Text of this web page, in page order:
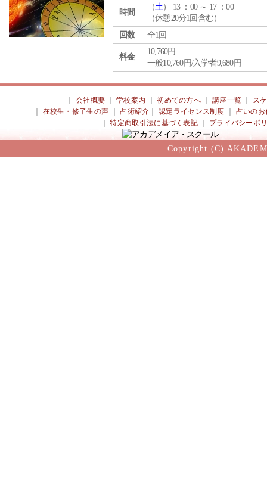
時間
（土） 13 ：00 ～ 17 ：00
（休憩20分1回含む）
回数
全1回
料金
10,760円
一般10,760円/入学者9,680円
会社概要 ｜学校案内 ｜初めての方へ 講座一覧
ス
在校生・修了生の声 ｜占術紹介 ｜認定ライセンス制度
占いのお
｜特定商取引法に基づく表記 プライバシーポ
Copyright (C)